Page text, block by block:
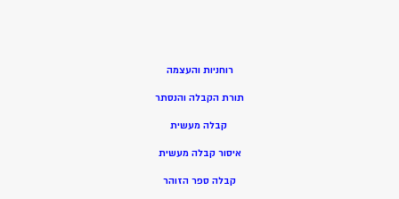
רוחניות והעצמה
תורת הקבלה והנסתר
קבלה מעשית
איסור קבלה מעשית
קבלה ספר הזוהר